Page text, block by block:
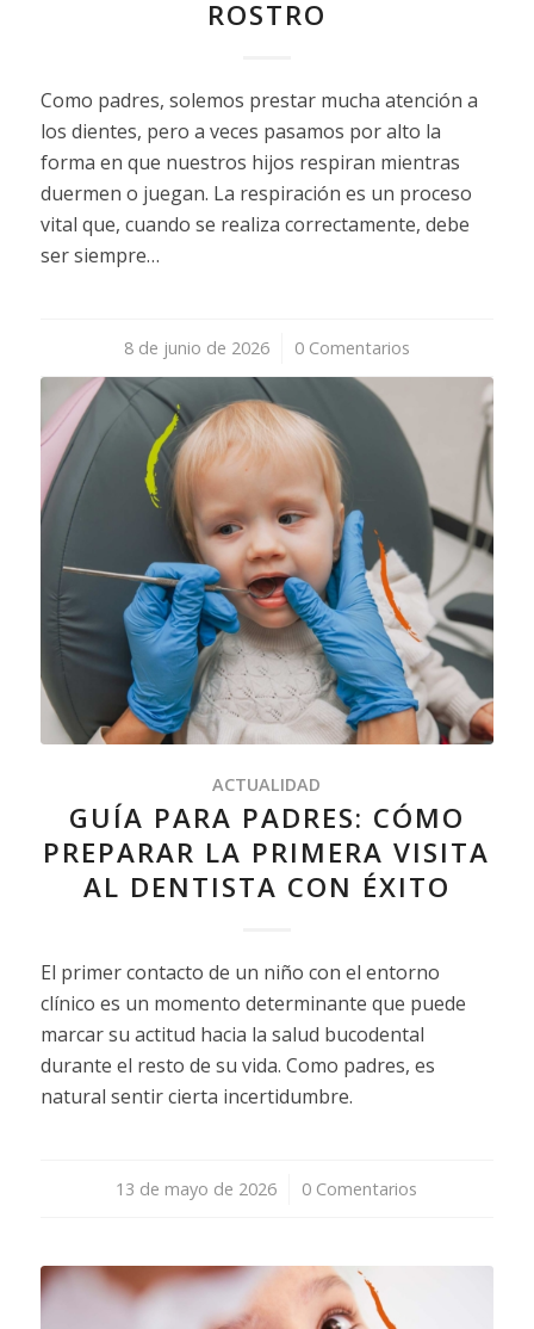
ROSTRO
Como padres, solemos prestar mucha atención a
los dientes, pero a veces pasamos por alto la
forma en que nuestros hijos respiran mientras
duermen o juegan. La respiración es un proceso
vital que, cuando se realiza correctamente, debe
ser siempre…
8 de junio de 2026
/ 0 Comentarios
ACTUALIDAD
GUÍA PARA PADRES: CÓMO
PREPARAR LA PRIMERA VISITA
AL DENTISTA CON ÉXITO
El primer contacto de un niño con el entorno
clínico es un momento determinante que puede
marcar su actitud hacia la salud bucodental
durante el resto de su vida. Como padres, es
natural sentir cierta incertidumbre.
13 de mayo de 2026
/ 0 Comentarios